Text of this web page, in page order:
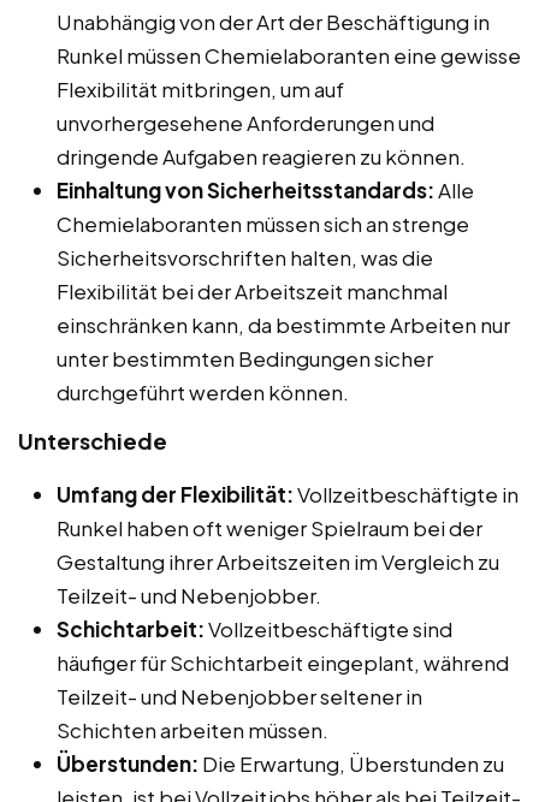
Unabhängig von der Art der Beschäftigung in
Runkel müssen Chemielaboranten eine gewisse
Flexibilität mitbringen, um auf
unvorhergesehene Anforderungen und
dringende Aufgaben reagieren zu können.
Einhaltung von Sicherheitsstandards:Alle
Chemielaboranten müssen sich an strenge
Sicherheitsvorschriften halten, was die
Flexibilität bei der Arbeitszeit manchmal
einschränken kann, da bestimmte Arbeiten nur
unter bestimmten Bedingungen sicher
durchgeführt werden können.
Unterschiede
Umfang der Flexibilität:Vollzeitbeschäftigte in
Runkel haben oft weniger Spielraum bei der
Gestaltung ihrer Arbeitszeiten im Vergleich zu
Teilzeit- und Nebenjobber.
Schichtarbeit:Vollzeitbeschäftigte sind
häufiger für Schichtarbeit eingeplant, während
Teilzeit- und Nebenjobber seltener in
Schichten arbeiten müssen.
Überstunden: Die Erwartung, Überstunden zu